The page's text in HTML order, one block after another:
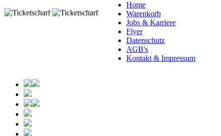
Home
Warenkorb
Jobs & Karriere
Flyer
Datenschutz
AGB's
Kontakt & Impressum